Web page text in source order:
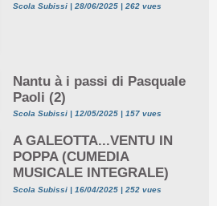
Scola Subissi | 28/06/2025 | 262 vues
Nantu à i passi di Pasquale
Paoli (2)
Scola Subissi | 12/05/2025 | 157 vues
A GALEOTTA...VENTU IN
POPPA (CUMEDIA
MUSICALE INTEGRALE)
Scola Subissi | 16/04/2025 | 252 vues